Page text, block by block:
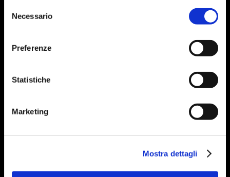
delNecessario
Preferenze
Statistiche
Marketing
Mostra dettagli
05018 Orvieto (TR)
Umbria • Italy